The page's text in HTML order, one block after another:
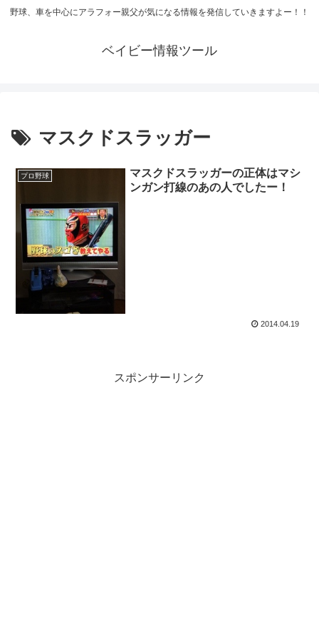
野球、車を中心にアラフォー親父が気になる情報を発信していきますよー！！
ベイビー情報ツール
マスクドスラッガー
プロ野球
マスクドスラッガーの正体はマシ
ンガン打線のあの人でしたー！
2014.04.19
スポンサーリンク